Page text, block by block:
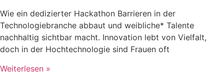
Wie ein dedizierter Hackathon Barrieren in der
Technologiebranche abbaut und weibliche* Talente
nachhaltig sichtbar macht. Innovation lebt von Vielfalt,
doch in der Hochtechnologie sind Frauen oft
Weiterlesen »